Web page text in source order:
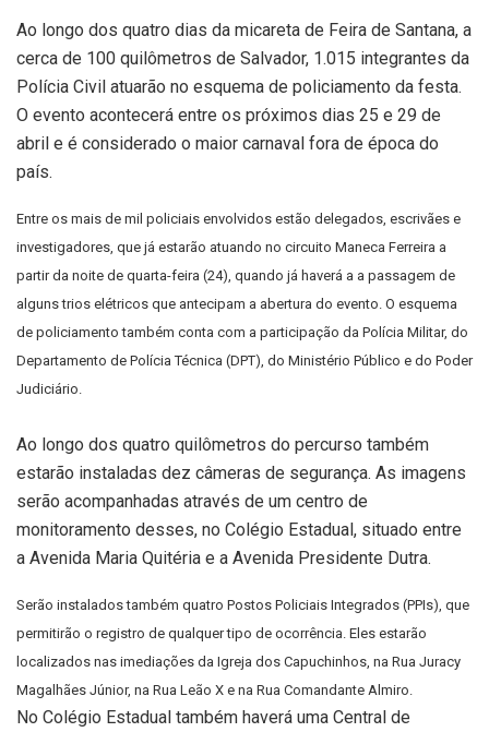
Ao longo dos quatro dias da micareta de Feira de Santana, a
cerca de 100 quilômetros de Salvador, 1.015 integrantes da
Polícia Civil atuarão no esquema de policiamento da festa.
O evento acontecerá entre os próximos dias 25 e 29 de
abril e é considerado o maior carnaval fora de época do
país.
Entre os mais de mil policiais envolvidos estão delegados, escrivães e
investigadores, que já estarão atuando no circuito Maneca Ferreira a
partir da noite de quarta-feira (24), quando já haverá a a passagem de
alguns trios elétricos que antecipam a abertura do evento. O esquema
de policiamento também conta com a participação da Polícia Militar, do
Departamento de Polícia Técnica (DPT), do Ministério Público e do Poder
Judiciário.
Ao longo dos quatro quilômetros do percurso também
estarão instaladas dez câmeras de segurança. As imagens
serão acompanhadas através de um centro de
monitoramento desses, no Colégio Estadual, situado entre
a Avenida Maria Quitéria e a Avenida Presidente Dutra.
Serão instalados também quatro Postos Policiais Integrados (PPIs), que
permitirão o registro de qualquer tipo de ocorrência. Eles estarão
localizados nas imediações da Igreja dos Capuchinhos, na Rua Juracy
Magalhães Júnior, na Rua Leão X e na Rua Comandante Almiro.
No Colégio Estadual também haverá uma Central de